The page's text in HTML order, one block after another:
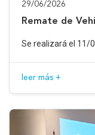
29/06/2026
Remate de
Se realizará el 11/
leer más +